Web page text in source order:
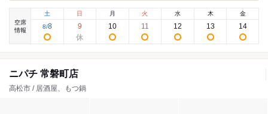
空席
情報
土
8/8
日
9
月
10
火
11
水
12
木
13
金
14
ニパチ 常磐町店
高松市 / 居酒屋、もつ鍋